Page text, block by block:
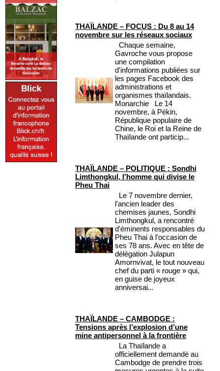
THAÏLANDE – FOCUS : Du 8 au 14
novembre sur les réseaux sociaux
Chaque semaine,
Gavroche vous propose
une compilation
d'informations publiées sur
les pages Facebook des
administrations et
organismes thaïlandais.
Monarchie Le 14
novembre, à Pékin,
République populaire de
Chine, le Roi et la Reine de
Thaïlande ont particip...
THAÏLANDE – POLITIQUE : Sondhi
Limthongkul, l’homme qui divise le
Pheu Thai
Le 7 novembre dernier,
l'ancien leader des
chemises jaunes, Sondhi
Limthongkul, a rencontré
d'éminents responsables du
Pheu Thai à l'occasion de
ses 78 ans. Avec en tête de
délégation Julapun
Amornvivat, le tout nouveau
chef du parti « rouge » qui,
en guise de joyeux
anniversai...
THAÏLANDE – CAMBODGE :
Tensions après l’explosion d’une
mine antipersonnel à la frontière
La Thaïlande a
officiellement demandé au
Cambodge de prendre trois